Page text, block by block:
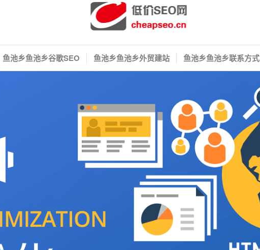
鱼池乡鱼池乡谷歌SEO 鱼池乡鱼池乡外贸建站 鱼池乡鱼池乡联系方式